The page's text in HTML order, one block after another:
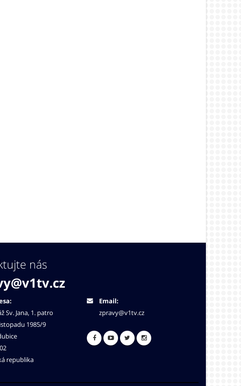
nás
Sv. Jana, 1. patro
1985/9
republika
Email:
zpravy@v1tv.cz